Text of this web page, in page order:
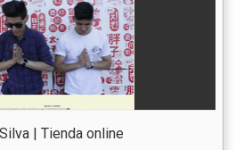
| Tienda online